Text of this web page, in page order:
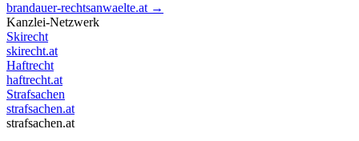
brandauer-rechtsanwaelte.at →
Kanzlei-Netzwerk
Skirecht
skirecht.at
Haftrecht
haftrecht.at
Strafsachen
strafsachen.at
strafsachen.at